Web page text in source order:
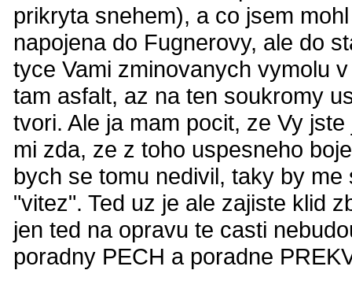
prikryta snehem), a co jsem
napojena do Fugnerovy, ale do
tyce Vami zminovanych vymolu
tam asfalt, az na ten soukromy
tvori. Ale ja mam pocit, ze Vy
mi zda, ze z toho uspesneho
bych se tomu nedivil, taky by
"vitez". Ted uz je ale zajiste klid
jen ted na opravu te casti
poradny PECH a poradne